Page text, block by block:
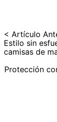
< Artículo
Estilo sin
camisas de
Protección